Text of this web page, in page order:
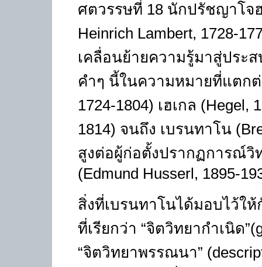
ศตวรรษที่ 18 นักปรัชญาโ
Heinrich Lambert, 1728-
เคลื่อนย้ายความรู้มาสู่ปร
คำๆ นี้ในความหมายที่แตก
1724-1804) เฮเกล (Hegel,
1814) จนถึง เบรนทาโน
สูงต่อผู้ก่อตั้งปรากฏการณ์วิ
(Edmund Husserl, 1895-
สิ่งที่เบรนทาโนได้มอบไว้ใ
ที่เรียกว่า “จิตวิทยากำเนิด”
“จิตวิทยาพรรณนา”